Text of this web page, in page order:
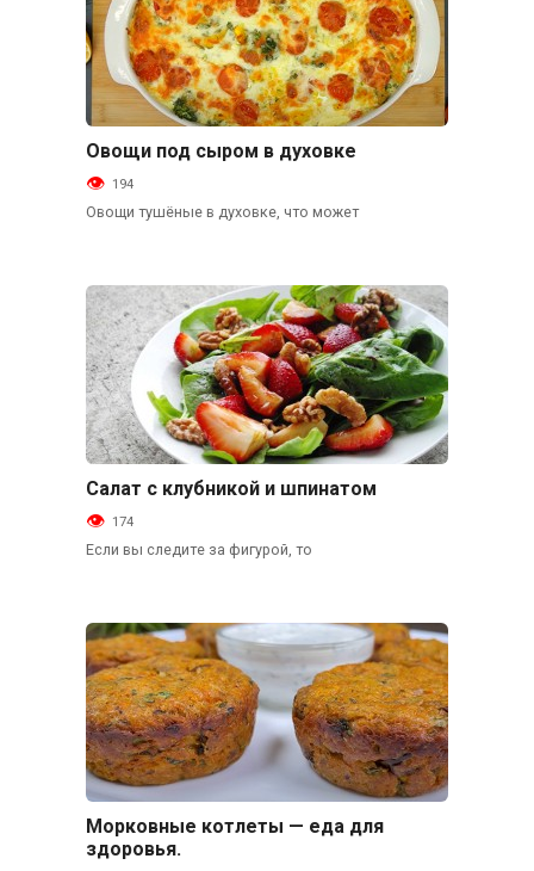
Основные блюда
Овощи под сыром в духовке
194
Овощи тушёные в духовке, что может
Салат с клубникой и шпинатом
174
Если вы следите за фигурой, то
Основные блюда
Морковные котлеты — еда для
здоровья.